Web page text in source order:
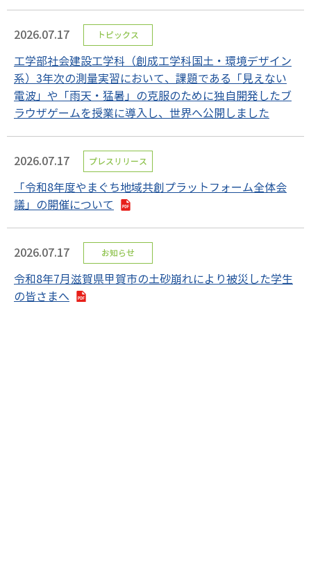
2026.07.17 トピックス
工学部社会建設工学科（創成工学科国土・環境デザイン
系）3年次の測量実習において、課題である「見えない
電波」や「雨天・猛暑」の克服のために独自開発したブ
ラウザゲームを授業に導入し、世界へ公開しました
2026.07.17 プレスリリース
「令和8年度やまぐち地域共創プラットフォーム全体会
議」の開催について
2026.07.17 お知らせ
令和8年7月滋賀県甲賀市の土砂崩れにより被災した学生
の皆さまへ